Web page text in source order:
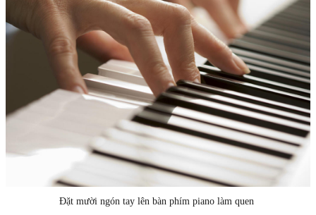
Đặt mười ngón tay lên bàn phím piano làm quen